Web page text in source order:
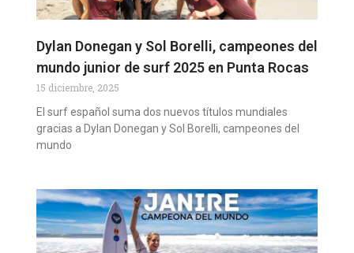
Dylan Donegan y Sol Borelli, campeones del
mundo junior de surf 2025 en Punta Rocas
15 diciembre, 2025
El surf español suma dos nuevos títulos mundiales
gracias a Dylan Donegan y Sol Borelli, campeones del
mundo